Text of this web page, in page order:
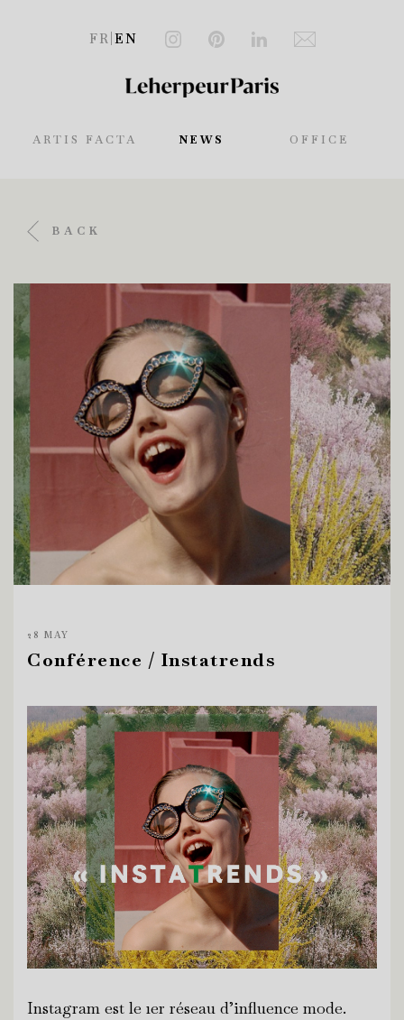
FR EN
NEWS OFFICE
ARTIS FACTA
BACK
28 MAY
Conférence / Instatrends
Instagram est le 1er réseau d’influence mode.